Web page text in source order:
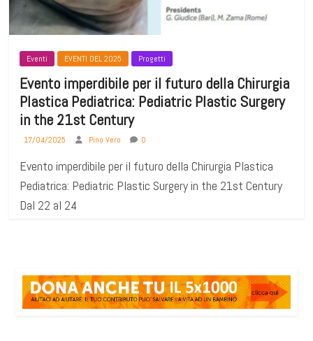
Eventi EVENTI DEL 2025 Progetti
Evento imperdibile per il futuro della Chirurgia
Plastica Pediatrica: Pediatric Plastic Surgery
in the 21st Century
17/04/2025 Pino Vero 0
Evento imperdibile per il futuro della Chirurgia Plastica
Pediatrica: Pediatric Plastic Surgery in the 21st Century
Dal 22 al 24